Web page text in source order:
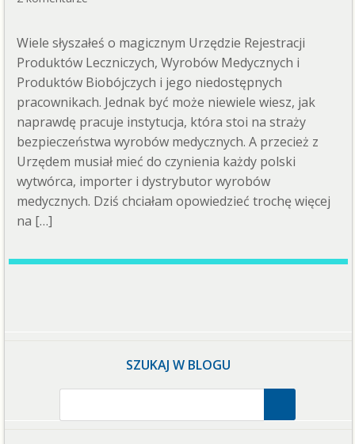
Wiele słyszałeś o magicznym Urzędzie Rejestracji
Produktów Leczniczych, Wyrobów Medycznych i
Produktów Biobójczych i jego niedostępnych
pracownikach. Jednak być może niewiele wiesz, jak
naprawdę pracuje instytucja, która stoi na straży
bezpieczeństwa wyrobów medycznych. A przecież z
Urzędem musiał mieć do czynienia każdy polski
wytwórca, importer i dystrybutor wyrobów
medycznych. Dziś chciałam opowiedzieć trochę więcej
na […]
SZUKAJ W BLOGU